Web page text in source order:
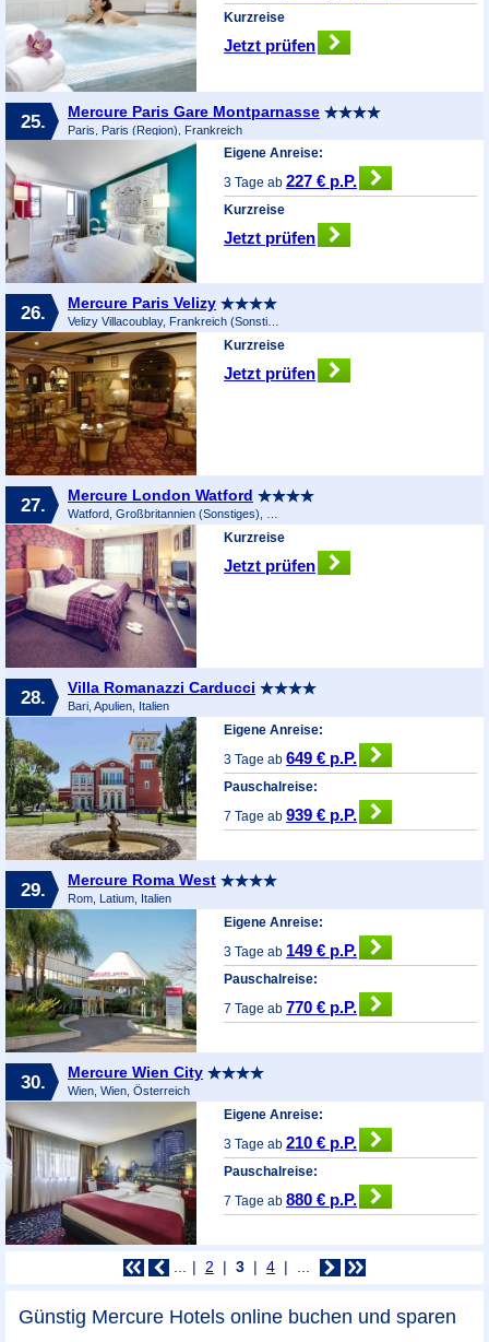
Kurzreise
Jetzt prüfen
25. Mercure Paris Gare Montparnasse
Paris, Paris (Region), Frankreich
Eigene Anreise:
3 Tage ab227 € p.P.
Kurzreise
Jetzt prüfen
26. Mercure Paris Velizy
Velizy Villacoublay, Frankreich (Sonstiges), Frankreich
Kurzreise
Jetzt prüfen
27. Mercure London Watford
Kurzreise
Jetzt prüfen
28. Villa Romanazzi Carducci
Bari, Apulien, Italien
Eigene Anreise:
3 Tage ab649 € p.P.
Pauschalreise:
7 Tage ab939 € p.P.
29. Mercure Roma West
Rom, Latium, Italien
Eigene Anreise:
3 Tage ab 149 € p.P.
Pauschalreise:
7 Tage ab770 € p.P.
30. Mercure Wien City
Wien, Wien, Österreich
Eigene Anreise:
3 Tage ab210 € p.P.
Pauschalreise:
7 Tage ab880 € p.P.
... 2 3 4 ...
Günstig Mercure Hotels online buchen und sparen